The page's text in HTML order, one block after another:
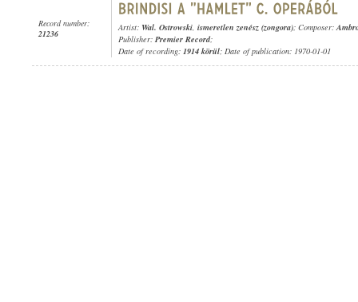
Record number:
21236
Artist: Wal. Ostrowski, ismeretlen zenész (zongora); Composer:
Publisher: Premier Record;
Date of recording: 1914 körül; Date of publication: 1970-01-01